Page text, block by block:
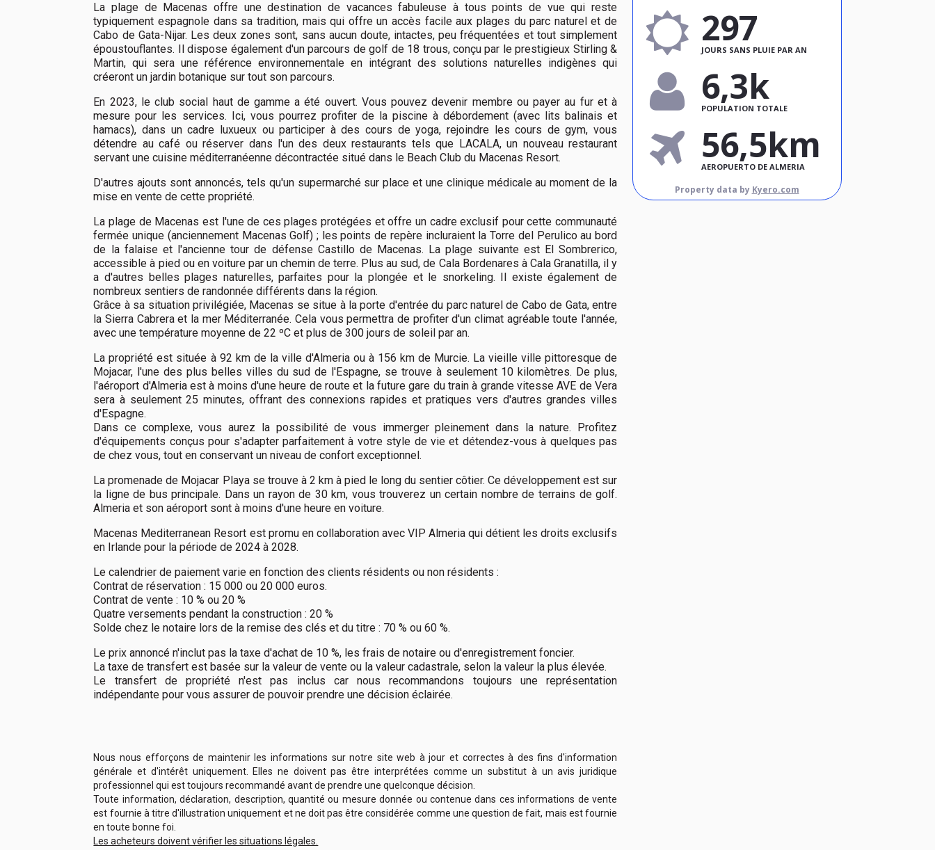
La plage de Macenas offre une destination de vacances fabuleuse à tous points de vue qui reste
typiquement espagnole dans sa tradition, mais qui offre un accès facile aux plages du parc naturel et de
Cabo de Gata-Nijar. Les deux zones sont, sans aucun doute, intactes, peu fréquentées et tout simplement
époustouflantes. Il dispose également d'un parcours de golf de 18 trous, conçu par le prestigieux Stirling &
Martin, qui sera une référence environnementale en intégrant des solutions naturelles indigènes qui
créeront un jardin botanique sur tout son parcours.
En 2023, le club social haut de gamme a été ouvert. Vous pouvez devenir membre ou payer au fur et à
mesure pour les services. Ici, vous pourrez profiter de la piscine à débordement (avec lits balinais et
hamacs), dans un cadre luxueux ou participer à des cours de yoga, rejoindre les cours de gym, vous
détendre au café ou réserver dans l'un des deux restaurants tels que LACALA, un nouveau restaurant
servant une cuisine méditerranéenne décontractée situé dans le Beach Club du Macenas Resort.
D'autres ajouts sont annoncés, tels qu'un supermarché sur place et une clinique médicale au moment de la
mise en vente de cette propriété.
La plage de Macenas est l'une de ces plages protégées et offre un cadre exclusif pour cette communauté
fermée unique (anciennement Macenas Golf) ; les points de repère incluraient la Torre del Perulico au bord
de la falaise et l'ancienne tour de défense Castillo de Macenas. La plage suivante est El Sombrerico,
accessible à pied ou en voiture par un chemin de terre. Plus au sud, de Cala Bordenares à Cala Granatilla, il y
a d'autres belles plages naturelles, parfaites pour la plongée et le snorkeling. Il existe également de
nombreux sentiers de randonnée différents dans la région.
Grâce à sa situation privilégiée, Macenas se situe à la porte d'entrée du parc naturel de Cabo de Gata, entre
la Sierra Cabrera et la mer Méditerranée. Cela vous permettra de profiter d'un climat agréable toute l'année,
avec une température moyenne de 22 ºC et plus de 300 jours de soleil par an.
La propriété est située à 92 km de la ville d'Almeria ou à 156 km de Murcie. La vieille ville pittoresque de
Mojacar, l'une des plus belles villes du sud de l'Espagne, se trouve à seulement 10 kilomètres. De plus,
l'aéroport d'Almeria est à moins d'une heure de route et la future gare du train à grande vitesse AVE de Vera
sera à seulement 25 minutes, offrant des connexions rapides et pratiques vers d'autres grandes villes
d'Espagne.
Dans ce complexe, vous aurez la possibilité de vous immerger pleinement dans la nature. Profitez
d'équipements conçus pour s'adapter parfaitement à votre style de vie et détendez-vous à quelques pas
de chez vous, tout en conservant un niveau de confort exceptionnel.
La promenade de Mojacar Playa se trouve à 2 km à pied le long du sentier côtier. Ce développement est sur
la ligne de bus principale. Dans un rayon de 30 km, vous trouverez un certain nombre de terrains de golf.
Almeria et son aéroport sont à moins d'une heure en voiture.
Macenas Mediterranean Resort est promu en collaboration avec VIP Almeria qui détient les droits exclusifs
en Irlande pour la période de 2024 à 2028.
Le calendrier de paiement varie en fonction des clients résidents ou non résidents :
Contrat de réservation : 15 000 ou 20 000 euros.
Contrat de vente : 10 % ou 20 %
Quatre versements pendant la construction : 20 %
Solde chez le notaire lors de la remise des clés et du titre : 70 % ou 60 %.
Le prix annoncé n'inclut pas la taxe d'achat de 10 %, les frais de notaire ou d'enregistrement foncier.
La taxe de transfert est basée sur la valeur de vente ou la valeur cadastrale, selon la valeur la plus élevée.
Le transfert de propriété n'est pas inclus car nous recommandons toujours une représentation
indépendante pour vous assurer de pouvoir prendre une décision éclairée.
Nous nous efforçons de maintenir les informations sur notre site web à jour et correctes à des fins d'information
générale et d'intérêt uniquement. Elles ne doivent pas être interprétées comme un substitut à un avis juridique
professionnel qui est toujours recommandé avant de prendre une quelconque décision.
Toute information, déclaration, description, quantité ou mesure donnée ou contenue dans ces informations de vente
est fournie à titre d'illustration uniquement et ne doit pas être considérée comme une question de fait, mais est fournie
en toute bonne foi.
Les acheteurs doivent vérifier les situations légales.
297
JOURS SANS PLUIE PAR AN
6,3k
POPULATION TOTALE
56,5km
AEROPUERTO DE ALMERIA
Property data by Kyero.com